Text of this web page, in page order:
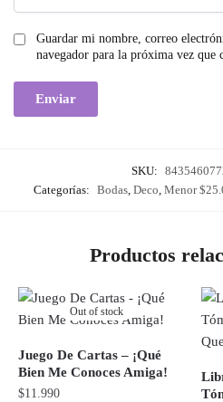
Guardar mi nombre, correo
navegador para la próxima vez que
SKU:
Categorías: Bodas Deco Menor
Productos
Out of stock
Juego De Cartas – ¡Qué
Bien Me Conoces Amiga!
$11.990